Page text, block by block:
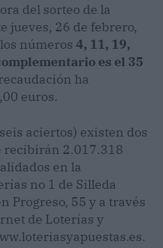
del sorteo de la
jueves, 26 de febrero,
números 4, 11, 19,
es el 35
ha
euros.
aciertos) existen dos
recibirán 2.017.318
en la
no 1 de Silleda
Progreso, 55 y a través
de Loterías y